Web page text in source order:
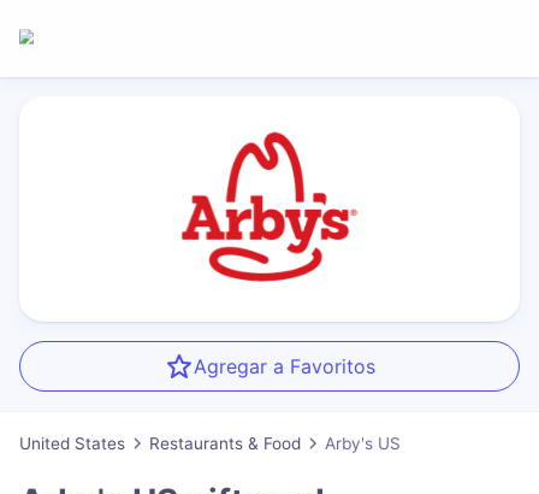
Agregar a Favoritos
United States Restaurants & Food Arby's US